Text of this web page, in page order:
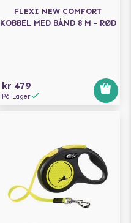
FLEXI NEW COMFORT
KOBBEL MED BÅND 8 M - RØD
kr 479
På Lager